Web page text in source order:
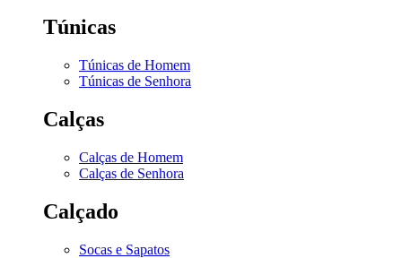
Túnicas
Túnicas de Homem
Túnicas de Senhora
Calças
Calças de Homem
Calças de Senhora
Calçado
Socas e Sapatos